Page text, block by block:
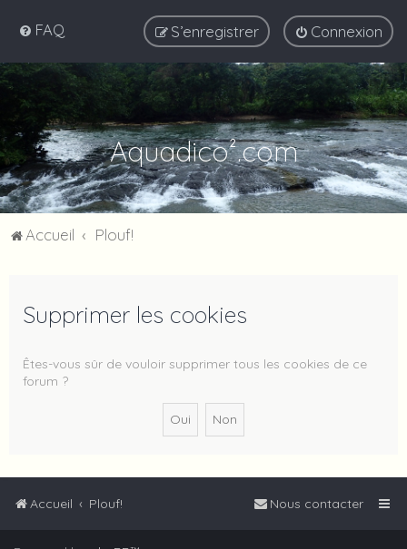
FAQ Connexion
S’enregistrer
Aquadico².com
Accueil Plouf!
Supprimer les cookies
Êtes-vous sûr de vouloir supprimer tous les cookies de ce
forum ?
Accueil Plouf! Nous contacter